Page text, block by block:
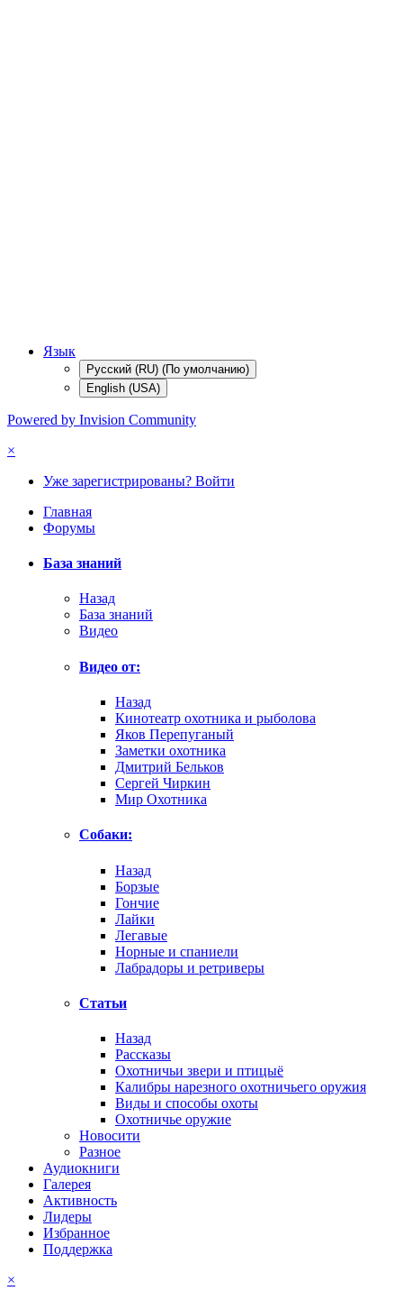
Язык
Русский (RU) (По умолчанию)
English (USA)
Powered by Invision Community
×
Уже зарегистрированы? Войти
Главная
Форумы
База знаний
Назад
База знаний
Видео
Видео от:
Назад
Кинотеатр охотника и рыболова
Яков Перепуганый
Заметки охотника
Дмитрий Бельков
Сергей Чиркин
Мир Охотника
Собаки:
Назад
Борзые
Гончие
Лайки
Легавые
Норные и спаниели
Лабрадоры и ретриверы
Статьи
Назад
Рассказы
Охотничьи звери и птицыё
Калибры нарезного охотничьего оружия
Виды и способы охоты
Охотничье оружие
Новосити
Разное
Аудиокниги
Галерея
Активность
Лидеры
Избранное
Поддержка
×